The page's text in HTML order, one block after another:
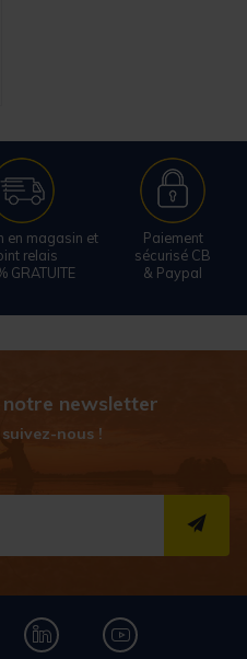
panier
en magasin et
relais
GRATUITE
Paiement
sécurisé CB
& Paypal
newsletter
nous !